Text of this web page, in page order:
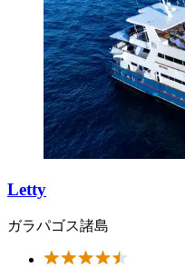
Letty
ガラパゴス諸島